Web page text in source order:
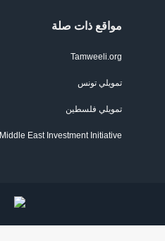
مواقع ذات صلة
Tamweeli.org
تمويلي تونس
تمويلي فلسطين
Middle East Investment Initiative